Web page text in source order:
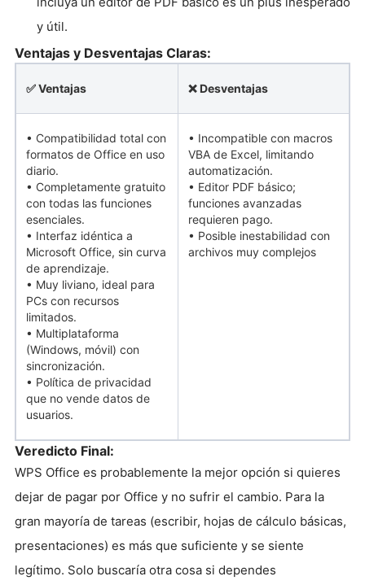
y útil.
Ventajas y Desventajas Claras:
✅ Ventajas ❌ Desventajas
• Compatibilidad total con
formatos de Office en uso
diario.
• Completamente gratuito
con todas las funciones
esenciales.
• Interfaz idéntica a
Microsoft Office, sin curva
de aprendizaje.
• Muy liviano, ideal para
PCs con recursos
limitados.
• Multiplataforma
(Windows, móvil) con
sincronización.
• Política de privacidad
que no vende datos de
usuarios.
• Incompatible con macros
VBA de Excel, limitando
automatización.
• Editor PDF básico;
funciones avanzadas
requieren pago.
• Posible inestabilidad con
archivos muy complejos
Veredicto Final:
WPS Office es probablemente la mejor opción si quieres
dejar de pagar por Office y no sufrir el cambio. Para la
gran mayoría de tareas (escribir, hojas de cálculo básicas,
presentaciones) es más que suficiente y se siente
legítimo. Solo buscaría otra cosa si dependes